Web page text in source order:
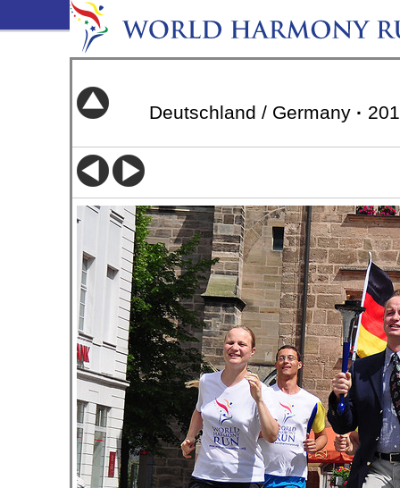
Deutschland / Germany ·